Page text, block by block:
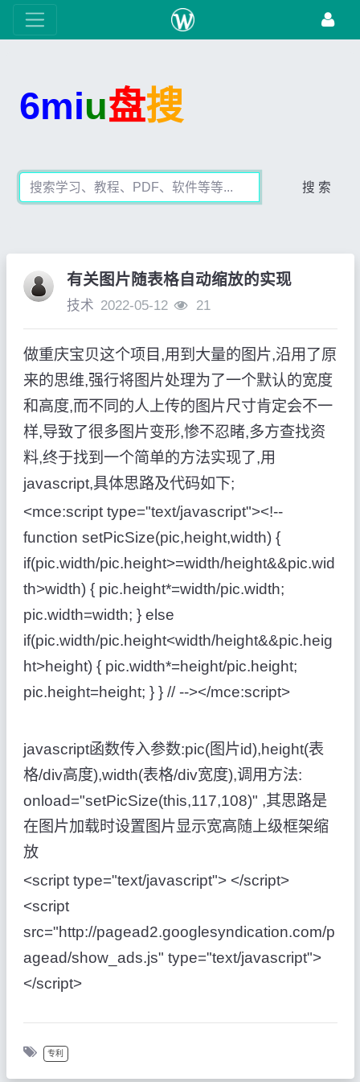
6miu盘搜
搜 索
有关图片随表格自动缩放的实现
技术 2022-05-12 21
做重庆宝贝这个项目,用到大量的图片,沿用了原
来的思维,强行将图片处理为了一个默认的宽度
和高度,而不同的人上传的图片尺寸肯定会不一
样,导致了很多图片变形,惨不忍睹,多方查找资
料,终于找到一个简单的方法实现了,用
javascript,具体思路及代码如下;
<mce:script type="text/javascript"><!--
function setPicSize(pic,height,width) {
if(pic.width/pic.height>=width/height&&pic.wid
th>width) { pic.height*=width/pic.width;
pic.width=width; } else
if(pic.width/pic.height<width/height&&pic.heig
ht>height) { pic.width*=height/pic.height;
pic.height=height; } } // --></mce:script>
javascript函数传入参数:pic(图片id),height(表
格/div高度),width(表格/div宽度),调用方法:
οnlοad="setPicSize(this,117,108)" ,其思路是
在图片加载时设置图片显示宽高随上级框架缩
放
<script type="text/javascript"> </script>
<script
src="http://pagead2.googlesyndication.com/p
agead/show_ads.js" type="text/javascript">
</script>
专利